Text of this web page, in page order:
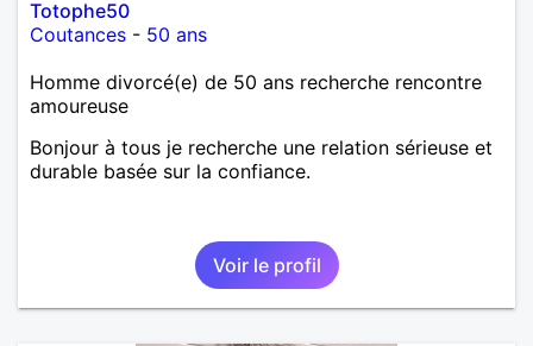
Totophe50
Coutances - 50 ans
Homme divorcé(e) de 50 ans recherche rencontre
amoureuse
Bonjour à tous je recherche une relation sérieuse et
durable basée sur la confiance.
Voir le profil